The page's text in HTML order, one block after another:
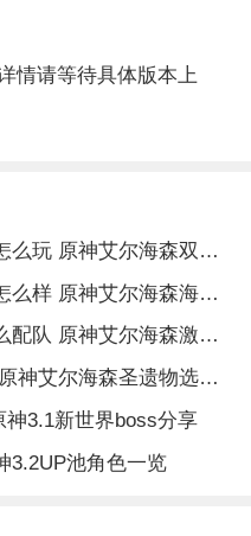
请等待具体版本上
原神艾尔海森双草激化队伍怎么玩 原神艾尔海森双草激化队伍详解
原神艾尔海森海纳钟八配队怎么样 原神艾尔海森海纳钟八配队解析
原神艾尔海森的激化体系怎么配队 原神艾尔海森激化体系配队思路
原神艾尔海森圣遗物怎么选 原神艾尔海森圣遗物选择攻略
3.1新世界boss分享
3.2UP池角色一览